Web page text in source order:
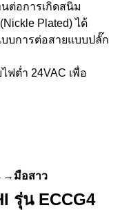
ต่อการเกิดสนิม
Plated) ได้
บการต่อสายแบบปลั๊ก
ฟต่ำ 24VAC เพื่อ
มือสาว
รุ่น ECCG4